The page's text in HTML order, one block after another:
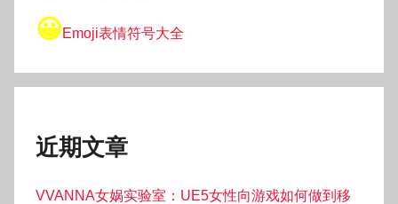
😀Emoji表情符号大全
近期文章
VVANNA女娲实验室：UE5女性向游戏如何做到移